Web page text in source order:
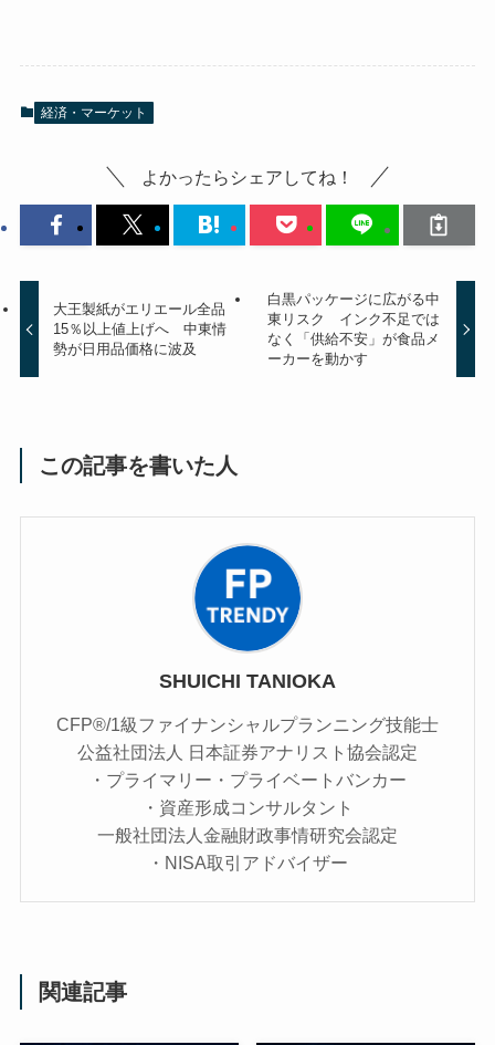
経済・マーケット
よかったらシェアしてね！
大王製紙がエリエール全品
15％以上値上げへ 中東情
勢が日用品価格に波及
白黒パッケージに広がる中
東リスク インク不足では
なく「供給不安」が食品メ
ーカーを動かす
この記事を書いた人
SHUICHI TANIOKA
CFP®/1級ファイナンシャルプランニング技能士
公益社団法人 日本証券アナリスト協会認定
・プライマリー・プライベートバンカー
・資産形成コンサルタント
一般社団法人金融財政事情研究会認定
・NISA取引アドバイザー
関連記事